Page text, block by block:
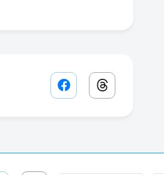
Facebook share link
Threads